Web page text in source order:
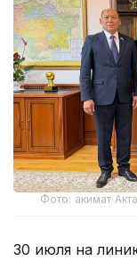
Фото: акимат
30 июля на